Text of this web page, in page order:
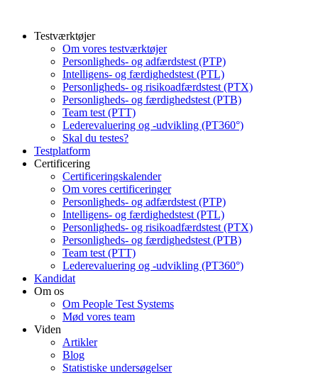
Testværktøjer
Om vores testværktøjer
Personligheds- og adfærdstest (PTP)
Intelligens- og færdighedstest (PTL)
Personligheds- og risikoadfærdstest (PTX)
Personligheds- og færdighedstest (PTB)
Team test (PTT)
Lederevaluering og -udvikling (PT360°)
Skal du testes?
Testplatform
Certificering
Certificeringskalender
Om vores certificeringer
Personligheds- og adfærdstest (PTP)
Intelligens- og færdighedstest (PTL)
Personligheds- og risikoadfærdstest (PTX)
Personligheds- og færdighedstest (PTB)
Team test (PTT)
Lederevaluering og -udvikling (PT360°)
Kandidat
Om os
Om People Test Systems
Mød vores team
Viden
Artikler
Blog
Statistiske undersøgelser